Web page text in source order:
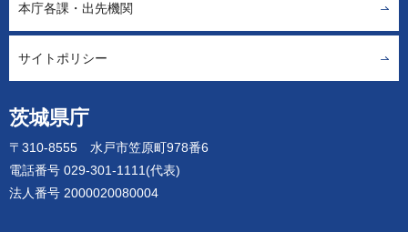
茨城県庁
〒310-8555 水戸市笠原町978番6
電話番号 029-301-1111(代表)
法人番号 2000020080004
本庁各課・出先機関
サイトポリシー